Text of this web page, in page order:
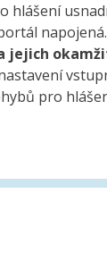
hlášení
napojená.
jejich
pro